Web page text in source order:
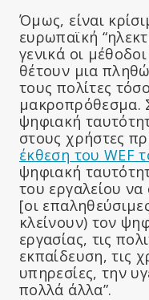
Όμως, είναι
ευρωπαϊκή
γενικά οι
θέτουν μια
τους πολίτες
μακροπρόθεσμα.
ψηφιακή
στους χρήστες
έκθεση του WEF
ψηφιακή
του εργαλείου να
[οι
κλείνουν) τον
εργασίας, τις
εκπαίδευση, τις
υπηρεσίες, την
πολλά άλλα”.